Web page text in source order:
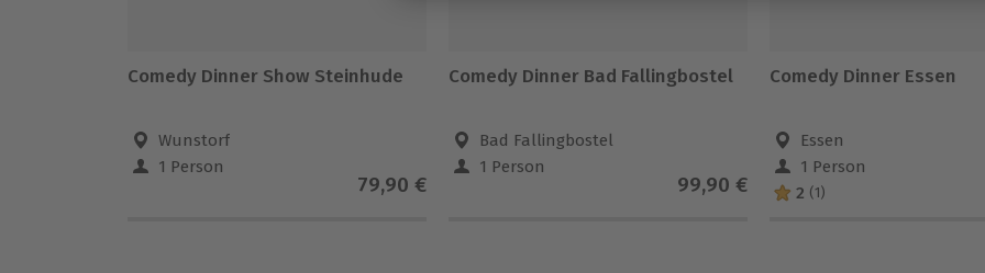
Comedy Dinner Show Steinhude
Wunstorf
1 Person
79,90 €
Comedy Dinner Bad Fallingbostel
Bad Fallingbostel
1 Person
99,90 €
Comedy Dinner Essen
Essen
1 Person
2 (1)